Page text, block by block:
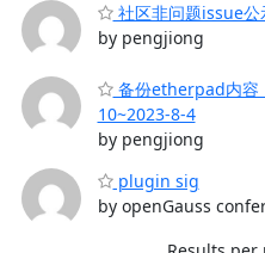
社区非问题issue公
by pengjiong
备份etherpad内容
10~2023-8-4
by pengjiong
plugin sig
by openGauss